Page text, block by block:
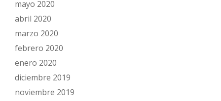
mayo 2020
abril 2020
marzo 2020
febrero 2020
enero 2020
diciembre 2019
noviembre 2019